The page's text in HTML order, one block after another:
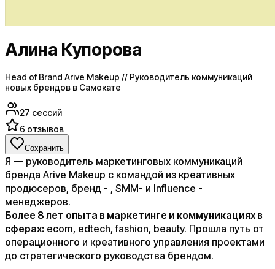
Алина Купорова
Head of Brand Arive Makeup // Руководитель коммуникаций
новых брендов в Самокате
27 сессий
6 отзывов
Сохранить
Я — руководитель маркетинговых коммуникаций
бренда Arive Makeup с командой из креативных
продюсеров, бренд - , SMM- и Influence -
менеджеров.
Более 8 лет опыта в маркетинге и коммуникациях в
сферах: ecom, edtech, fashion, beauty. Прошла путь от
операционного и креативного управления проектами
до стратегического руководства брендом.